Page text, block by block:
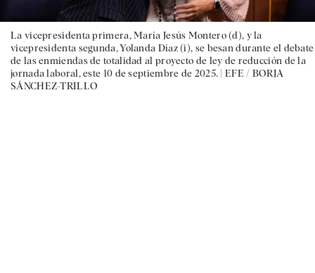
La vicepresidenta primera, María Jesús Montero (d), y la
vicepresidenta segunda, Yolanda Díaz (i), se besan durante el debate
de las enmiendas de totalidad al proyecto de ley de reducción de la
jornada laboral, este 10 de septiembre de 2025. | EFE / BORJA
SÁNCHEZ-TRILLO